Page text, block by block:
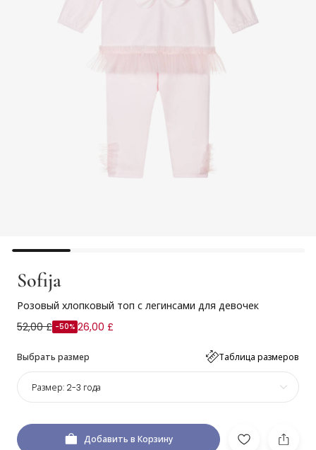
Sofija
Розовый хлопковый топ с легинсами для девочек
52,00 £ -50% 26,00 £
Выбрать размер Таблица размеров
Размер: 2-3 года
Добавить в Корзину